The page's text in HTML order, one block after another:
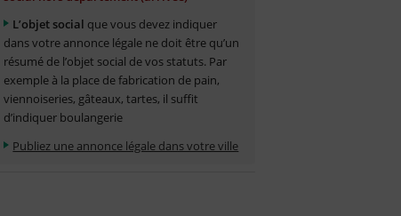
L’objet social que vous devez indiquer
dans votre annonce légale ne doit être qu’un
résumé de l’objet social de vos statuts. Par
exemple à la place de fabrication de pain,
viennoiseries, gâteaux, tartes, il suffit
d’indiquer boulangerie
Publiez une annonce légale dans votre ville